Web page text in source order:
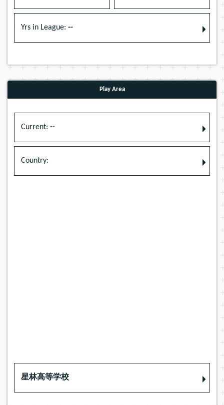
Yrs in League: --
Play Area
Current: --
Country:
星林高等学校